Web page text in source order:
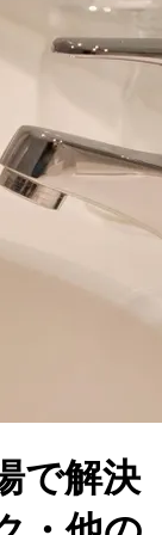
で解決